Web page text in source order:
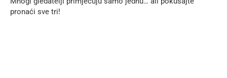
pronaći sve tri!